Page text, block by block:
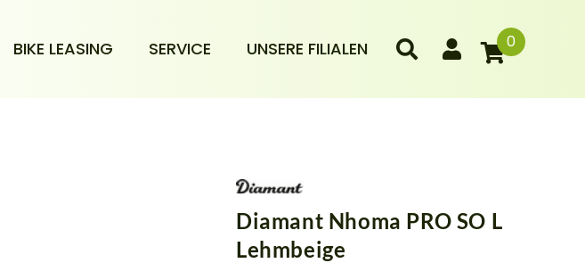
BIKE LEASING SERVICE UNSERE FILIALEN 0
Diamant Nhoma PRO SO L
Lehmbeige